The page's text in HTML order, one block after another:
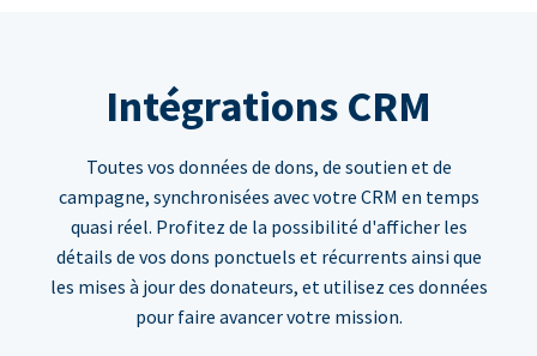
Intégrations CRM
Toutes vos données de dons, de soutien et de
campagne, synchronisées avec votre CRM en temps
quasi réel. Profitez de la possibilité d'afficher les
détails de vos dons ponctuels et récurrents ainsi que
les mises à jour des donateurs, et utilisez ces données
pour faire avancer votre mission.